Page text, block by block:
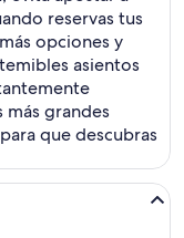
reservas tus
opciones y
asientos
más grandes
que descubras